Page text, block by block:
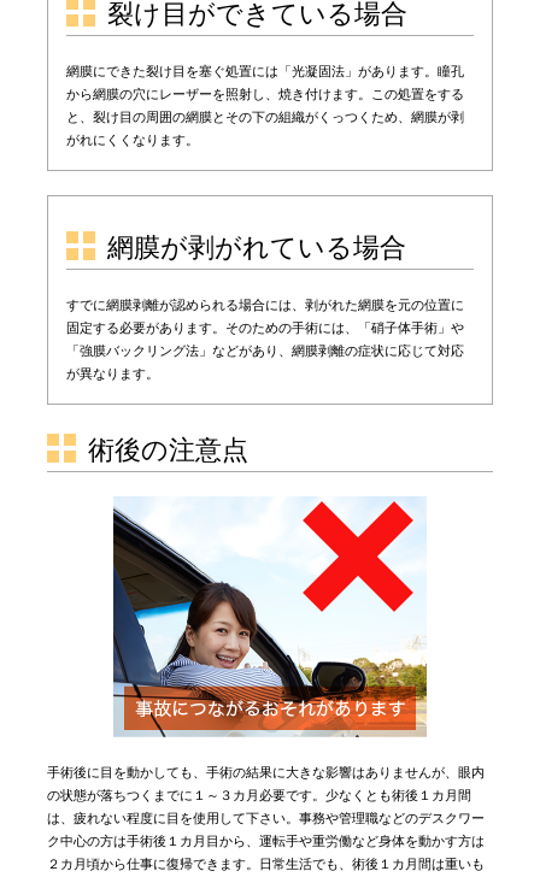
裂け目ができている場合
網膜にできた裂け目を塞ぐ処置には「光凝固法」があります。瞳孔
から網膜の穴にレーザーを照射し、焼き付けます。この処置をする
と、裂け目の周囲の網膜とその下の組織がくっつくため、網膜が剥
がれにくくなります。
網膜が剥がれている場合
すでに網膜剥離が認められる場合には、剥がれた網膜を元の位置に
固定する必要があります。そのための手術には、「硝子体手術」や
「強膜バックリング法」などがあり、網膜剥離の症状に応じて対応
が異なります。
術後の注意点
手術後に目を動かしても、手術の結果に大きな影響はありませんが、眼内
の状態が落ちつくまでに１～３カ月必要です。少なくとも術後１カ月間
は、疲れない程度に目を使用して下さい。事務や管理職などのデスクワー
ク中心の方は手術後１カ月目から、運転手や重労働など身体を動かす方は
２カ月頃から仕事に復帰できます。日常生活でも、術後１カ月間は重いも